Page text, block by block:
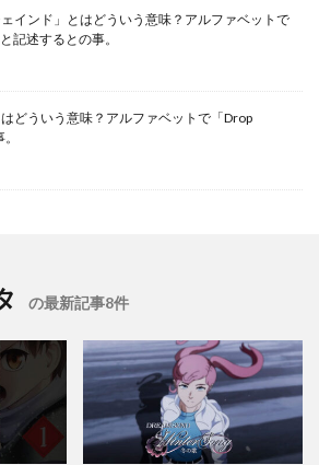
ェインド」とはどういう意味？アルファベットで
記述するとの事。
はどういう意味？アルファベットで「Drop
の最新記事8件